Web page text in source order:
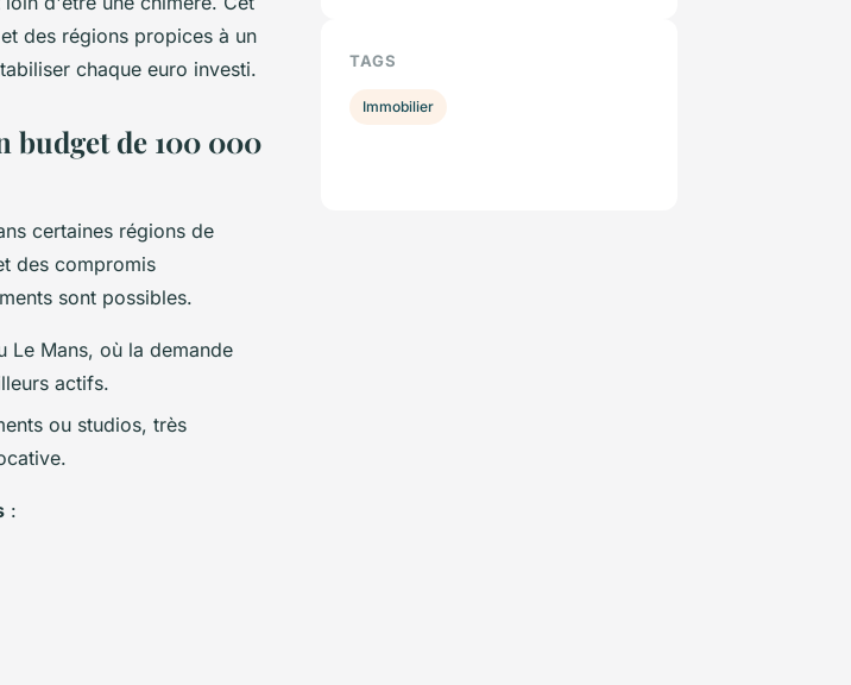
des régions propices à un
chaque euro investi.
budget de 100 000
certaines régions de
des compromis
sont possibles.
Le Mans, où la demande
actifs.
ou studios, très
:
TAGS
Immobilier